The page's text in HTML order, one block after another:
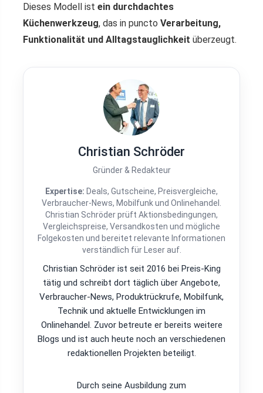
Dieses Modell ist ein durchdachtes
Küchenwerkzeug, das in puncto Verarbeitung,
Funktionalität und Alltagstauglichkeit überzeugt.
Christian Schröder
Gründer & Redakteur
Expertise: Deals, Gutscheine, Preisvergleiche,
Verbraucher-News, Mobilfunk und Onlinehandel.
Christian Schröder prüft Aktionsbedingungen,
Vergleichspreise, Versandkosten und mögliche
Folgekosten und bereitet relevante Informationen
verständlich für Leser auf.
Christian Schröder ist seit 2016 bei Preis-King
tätig und schreibt dort täglich über Angebote,
Verbraucher-News, Produktrückrufe, Mobilfunk,
Technik und aktuelle Entwicklungen im
Onlinehandel. Zuvor betreute er bereits weitere
Blogs und ist auch heute noch an verschiedenen
redaktionellen Projekten beteiligt.
Durch seine Ausbildung zum